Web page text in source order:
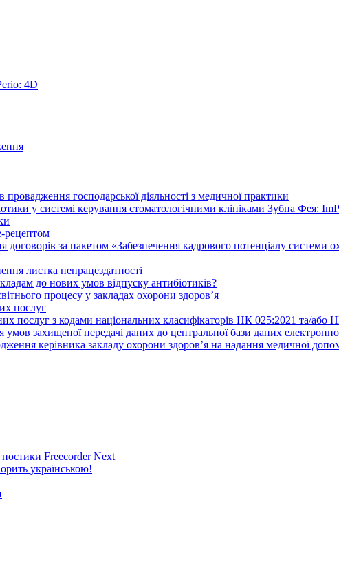
4D
господарської діяльності з медичної практики
у системі керування стоматологічними клініками Зубна Фея:
рецептом
за пакетом «Забезпечення кадрового потенціалу системи
листка непрацездатності
до нових умов відпуску антибіотиків?
процесу у закладах охорони здоров’я
послуг
послуг з кодами національних класифікаторів НК 025:2021 та/або
умов захищеної передачі даних до центральної бази даних
керівника закладу охорони здоров’я на надання медичної
Freecorder Next
українською!